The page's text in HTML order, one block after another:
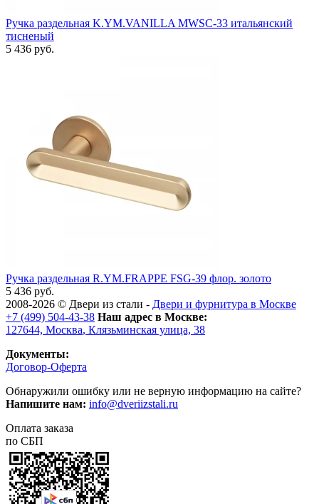
Ручка раздельная K.YM.VANILLA MWSC-33 итальянский
тисненый
5 436 руб.
Ручка раздельная R.YM.FRAPPE FSG-39 флор. золото
5 436 руб.
2008-2026 © Двери из стали - Двери и фурнитура в Москве
+7 (499) 504-43-38 Наш адрес в Москве:
127644, Москва, Клязьминская улица, 38
Документы:
Договор-Оферта
Обнаружили ошибку или не верную информацию на сайте?
Напишите нам: info@dveriizstali.ru
Оплата заказа
по СБП